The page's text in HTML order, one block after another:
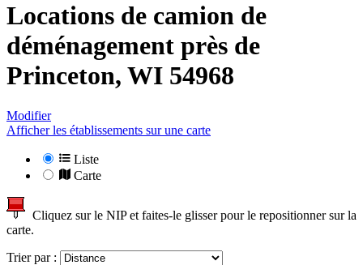
Locations de camion de
déménagement près de
Princeton, WI 54968
Modifier
Afficher les établissements sur une carte
Liste
Carte
Cliquez sur le NIP et faites-le glisser pour le repositionner sur la
carte.
Trier par :